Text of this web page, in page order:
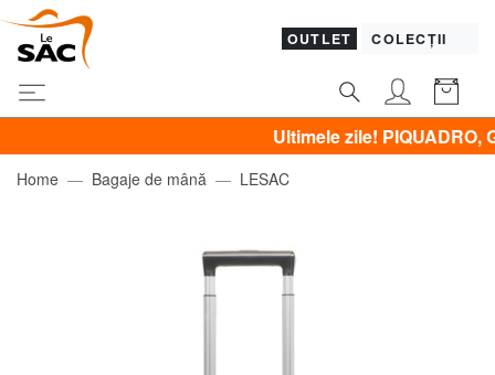
OUTLET COLECȚII
Ultimele zile! PIQUADRO,
Home Bagaje de mână LESAC